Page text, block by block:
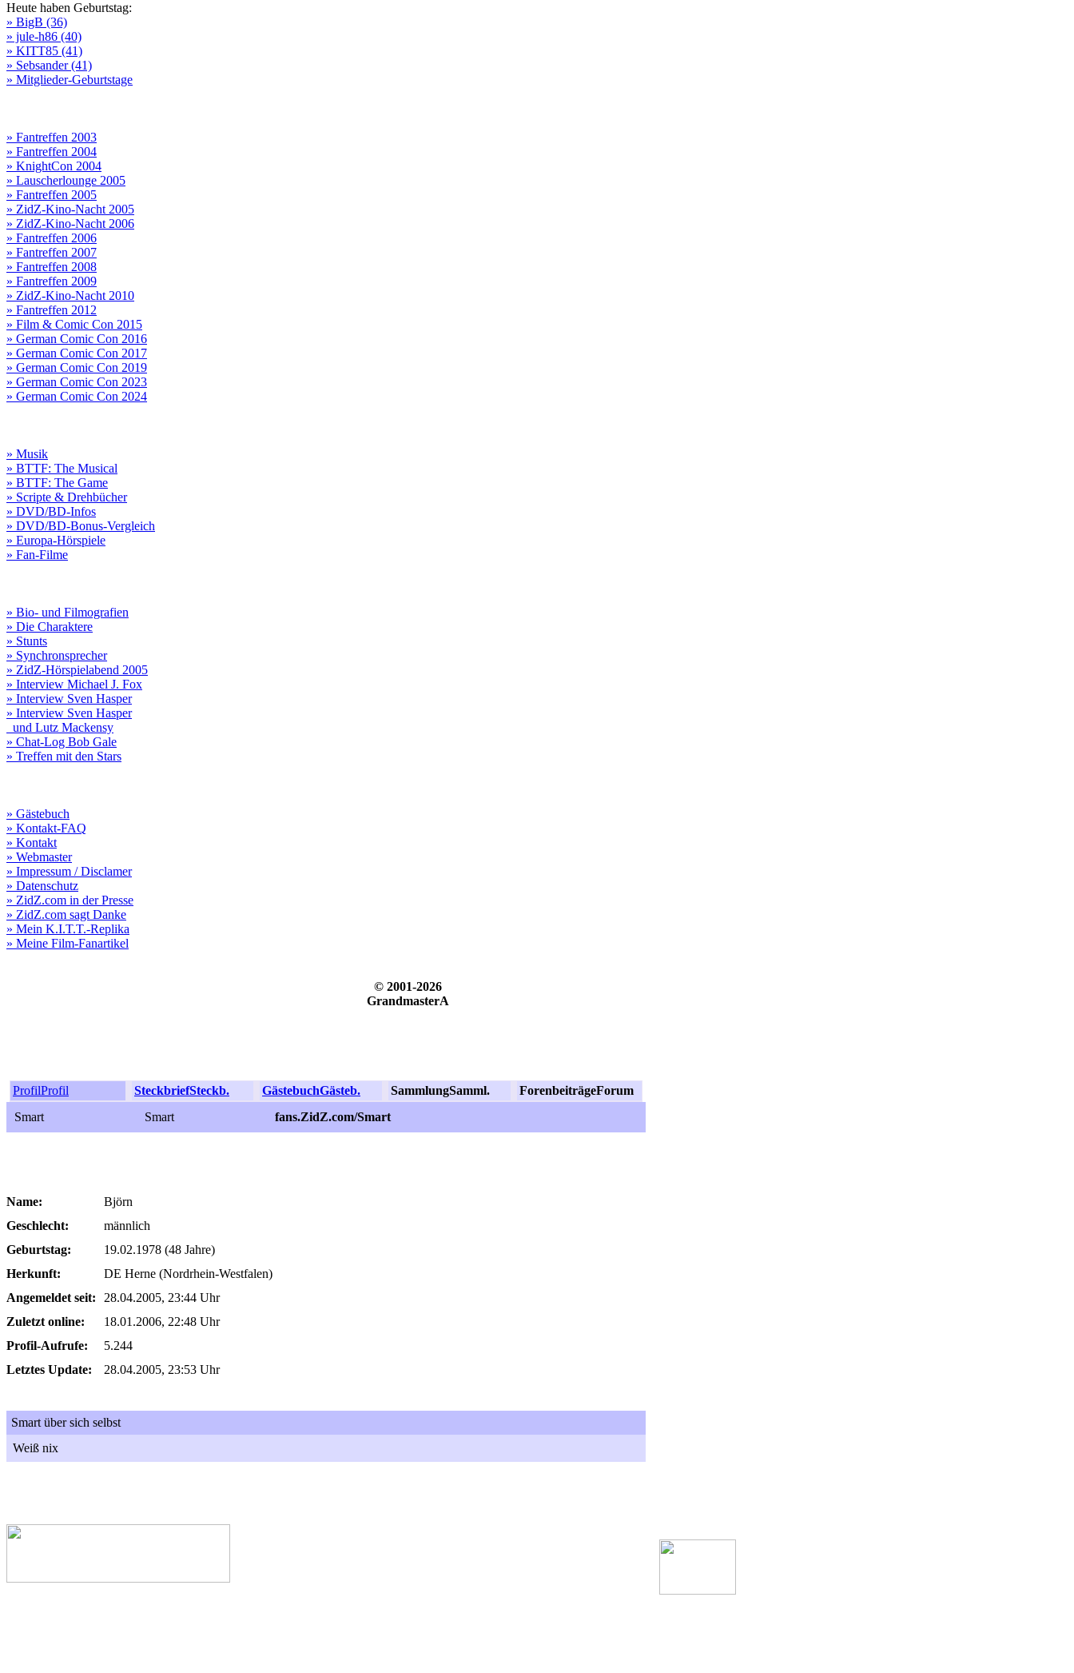
Heute haben Geburtstag:
» BigB (36)
» jule-h86 (40)
» KITT85 (41)
» Sebsander (41)
» Mitglieder-Geburtstage
» Fantreffen 2003
» Fantreffen 2004
» KnightCon 2004
» Lauscherlounge 2005
» Fantreffen 2005
» ZidZ-Kino-Nacht 2005
» ZidZ-Kino-Nacht 2006
» Fantreffen 2006
» Fantreffen 2007
» Fantreffen 2008
» Fantreffen 2009
» ZidZ-Kino-Nacht 2010
» Fantreffen 2012
» Film & Comic Con 2015
» German Comic Con 2016
» German Comic Con 2017
» German Comic Con 2019
» German Comic Con 2023
» German Comic Con 2024
» Musik
» BTTF: The Musical
» BTTF: The Game
» Scripte & Drehbücher
» DVD/BD-Infos
» DVD/BD-Bonus-Vergleich
» Europa-Hörspiele
» Fan-Filme
» Bio- und Filmografien
» Die Charaktere
» Stunts
» Synchronsprecher
» ZidZ-Hörspielabend 2005
» Interview Michael J. Fox
» Interview Sven Hasper
» Interview Sven Hasper
und Lutz Mackensy
» Chat-Log Bob Gale
» Treffen mit den Stars
» Gästebuch
» Kontakt-FAQ
» Kontakt
» Webmaster
» Impressum / Disclamer
» Datenschutz
» ZidZ.com in der Presse
» ZidZ.com sagt Danke
» Mein K.I.T.T.-Replika
» Meine Film-Fanartikel
© 2001-2026
GrandmasterA
ProfilProfil SteckbriefSteckb. GästebuchGästeb. SammlungSamml. ForenbeiträgeForum
Smart
Smart fans.ZidZ.com/Smart
Name:
Björn
Geschlecht:
männlich
Geburtstag:
19.02.1978 (48 Jahre)
Herkunft:
DE Herne (Nordrhein-Westfalen)
Angemeldet seit:
28.04.2005, 23:44 Uhr
Zuletzt online:
18.01.2006, 22:48 Uhr
Profil-Aufrufe:
5.244
Letztes Update:
28.04.2005, 23:53 Uhr
Smart über sich selbst
Weiß nix